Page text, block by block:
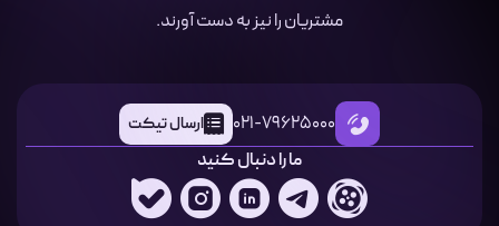
مشتریان را نیز به دست آورند.
021-79625000 ارسال تیکت
ما را دنبال کنید